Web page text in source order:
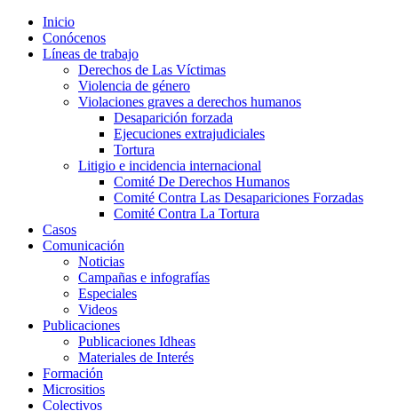
Inicio
Conócenos
Líneas de trabajo
Derechos de Las Víctimas
Violencia de género
Violaciones graves a derechos humanos
Desaparición forzada​
Ejecuciones extrajudiciales
Tortura
Litigio e incidencia internacional
Comité De Derechos Humanos​
Comité Contra Las Desapariciones Forzadas
Comité Contra La Tortura​
Casos
Comunicación
Noticias
Campañas e infografías
Especiales
Videos
Publicaciones
Publicaciones Idheas
Materiales de Interés
Formación
Micrositios
Colectivos